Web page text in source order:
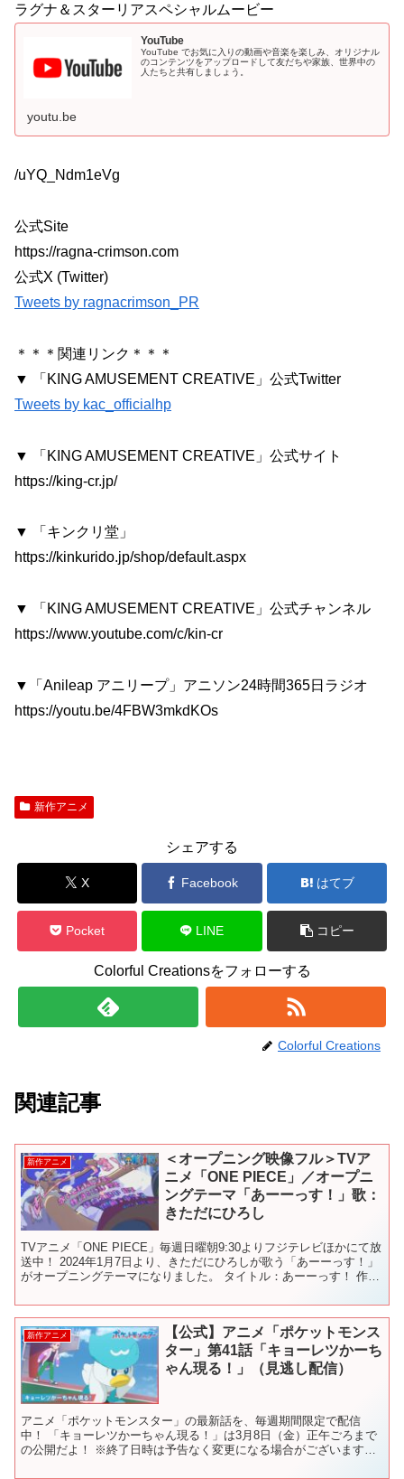
ラグナ＆スターリアスペシャルムービー
YouTube
YouTube でお気に入りの動画や音楽を楽しみ、オリジナル
のコンテンツをアップロードして友だちや家族、世界中の
人たちと共有しましょう。
youtu.be
/uYQ_Ndm1eVg
公式Site
https://ragna-crimson.com
公式X (Twitter)
Tweets by ragnacrimson_PR
＊＊＊関連リンク＊＊＊
▼ 「KING AMUSEMENT CREATIVE」公式Twitter
Tweets by kac_officialhp
▼ 「KING AMUSEMENT CREATIVE」公式サイト
https://king-cr.jp/
▼ 「キンクリ堂」
https://kinkurido.jp/shop/default.aspx
▼ 「KING AMUSEMENT CREATIVE」公式チャンネル
https://www.youtube.com/c/kin-cr
▼「Anileap アニリープ」アニソン24時間365日ラジオ
https://youtu.be/4FBW3mkdKOs
新作アニメ
シェアする
X Facebook はてブ
Pocket LINE コピー
Colorful Creationsをフォローする
Colorful Creations
関連記事
新作アニメ
＜オープニング映像フル＞TVア
ニメ「ONE PIECE」／オープニ
ングテーマ「あーーっす！」歌：
きただにひろし
TVアニメ「ONE PIECE」毎週日曜朝9:30よりフジテレビほかにて放
送中！ 2024年1月7日より、きただにひろしが歌う「あーーっす！」
がオープニングテーマになりました。 タイトル：あーーっす！ 作
新作アニメ
【公式】アニメ「ポケットモンス
ター」第41話「キョーレツかーち
ゃん現る！」（見逃し配信）
アニメ「ポケットモンスター」の最新話を、毎週期間限定で配信
中！ 「キョーレツかーちゃん現る！」は3月8日（金）正午ごろまで
の公開だよ！ ※終了日時は予告なく変更になる場合がございます。